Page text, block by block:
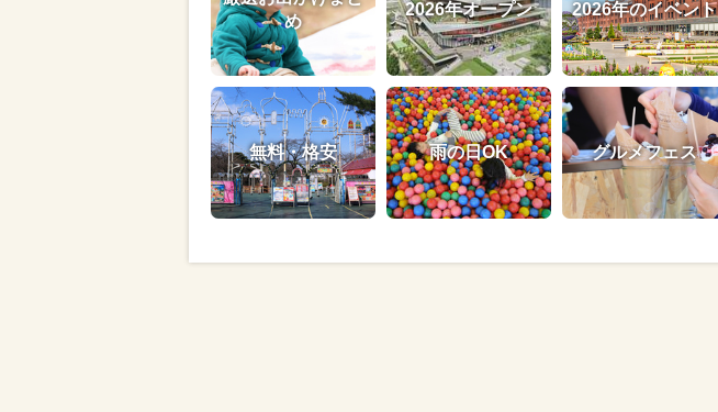
め
2026年オープン 2026年のイベント
無料・格安 雨の日OK グルメフェス